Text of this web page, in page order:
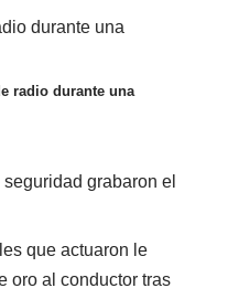
radio durante una
grabaron el
que actuaron le
oro al conductor tras